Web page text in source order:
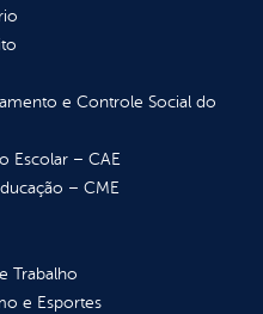
e Controle Social do
Escolar – CAE
– CME
Trabalho
e Esportes